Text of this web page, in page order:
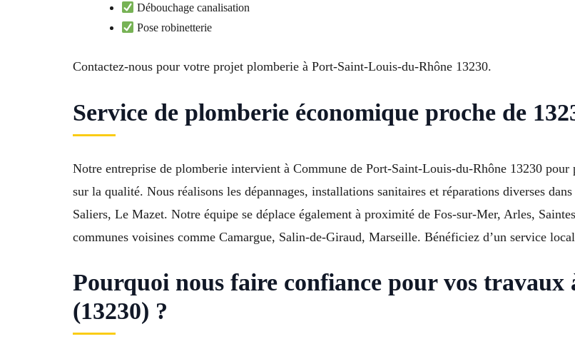
Débouchage canalisation
Pose robinetterie
Contactez-nous pour votre projet plomberie à Port-Saint-Louis-du-Rhône 13230.
Service de plomberie économique proche de
Notre entreprise de plomberie intervient à Commune de Port-Saint-Louis-du-Rhône 13230
sur la qualité. Nous réalisons les dépannages, installations sanitaires et réparations diverses
Saliers, Le Mazet. Notre équipe se déplace également à proximité de Fos-sur-Mer, Arles,
communes voisines comme Camargue, Salin-de-Giraud, Marseille. Bénéficiez d’un service
Pourquoi nous faire confiance pour vos
(13230) ?